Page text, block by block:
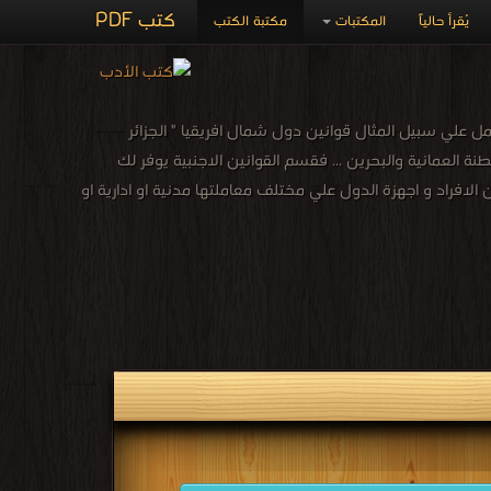
كتب PDF مكتبة الكتب المكتبات يُقرأ حالياً
سبيل المثال قوانين دول شمال افريقيا " الجزائر
العمانية والبحرين ... فقسم القوانين الاجنبية يوفر لك
و اجهزة الدول علي مختلف معاملتها مدنية او ادارية او